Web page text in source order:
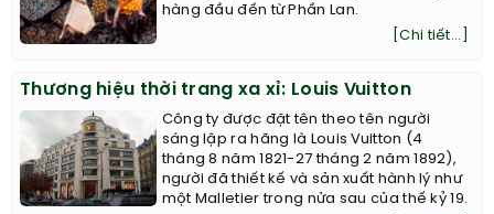
hàng đầu đến từ Phần Lan.
[Chi tiết...]
Thương hiệu thời trang xa xỉ: Louis Vuitton
Công ty được đặt tên theo tên người
sáng lập ra hãng là Louis Vuitton (4
tháng 8 năm 1821-27 tháng 2 năm 1892),
người đã thiết kế và sản xuất hành lý như
một Malletier trong nửa sau của thế kỷ 19.